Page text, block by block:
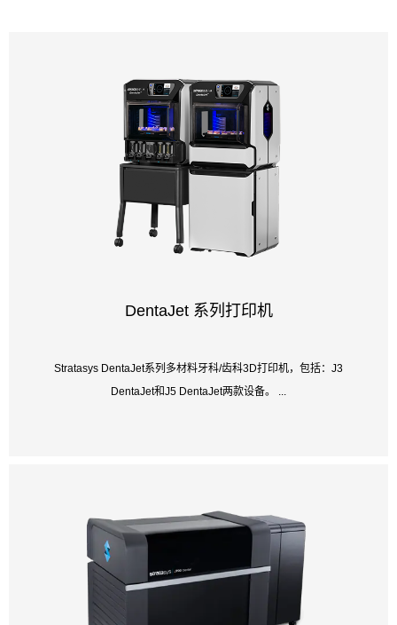
DentaJet 系列打印机
Stratasys DentaJet系列多材料牙科/齿科3D打印机，包括：J3
DentaJet和J5 DentaJet两款设备。 ...